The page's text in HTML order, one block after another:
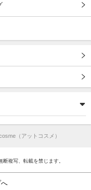
（アットコスメ）
複写、転載を禁じます。